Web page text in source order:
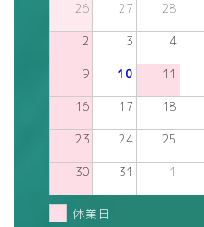
26 27 28
2 3 4
9 10 11
16 17 18
23 24 25
30 31 1
休業日